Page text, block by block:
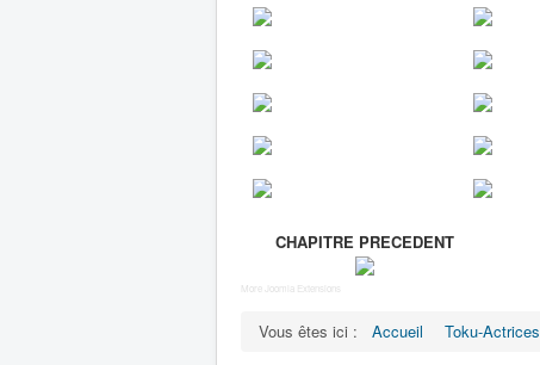
CHAPITRE PRECEDENT
More Joomla Extensions
Vous êtes ici : Accueil Toku-Actrices